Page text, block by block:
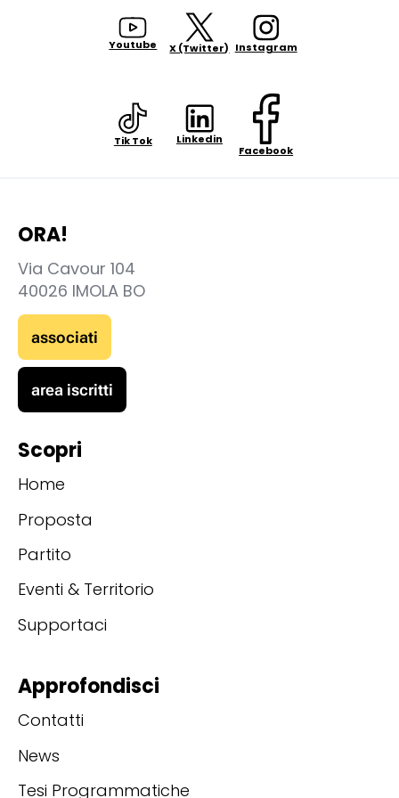
Youtube X (Twitter) Instagram
Tik Tok Linkedin
Facebook
ORA!
Via Cavour 104
40026 IMOLA BO
associati
area iscritti
Scopri
Home
Proposta
Partito
Eventi & Territorio
Supportaci
Approfondisci
Contatti
News
Tesi Programmatiche